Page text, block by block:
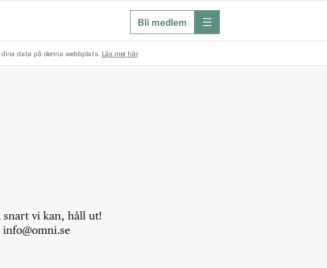
Bli medlem meny
data på denna webbplats. Läs mer här
snart vi kan, håll ut!